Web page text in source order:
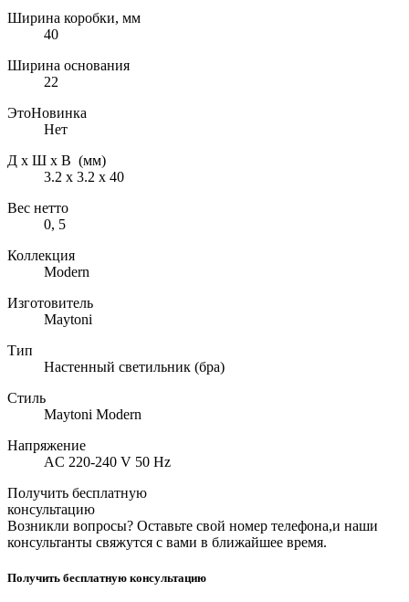
Ширина коробки, мм
40
Ширина основания
22
ЭтоНовинка
Нет
Д х Ш х В (мм)
3.2 х 3.2 х 40
Вес нетто
0, 5
Коллекция
Modern
Изготовитель
Maytoni
Тип
Настенный светильник (бра)
Стиль
Maytoni Modern
Напряжение
AC 220-240 V 50 Hz
Получить бесплатную
консультацию
Возникли вопросы? Оставьте свой номер телефона,и наши
консультанты свяжутся с вами в ближайшее время.
Получить бесплатную консультацию